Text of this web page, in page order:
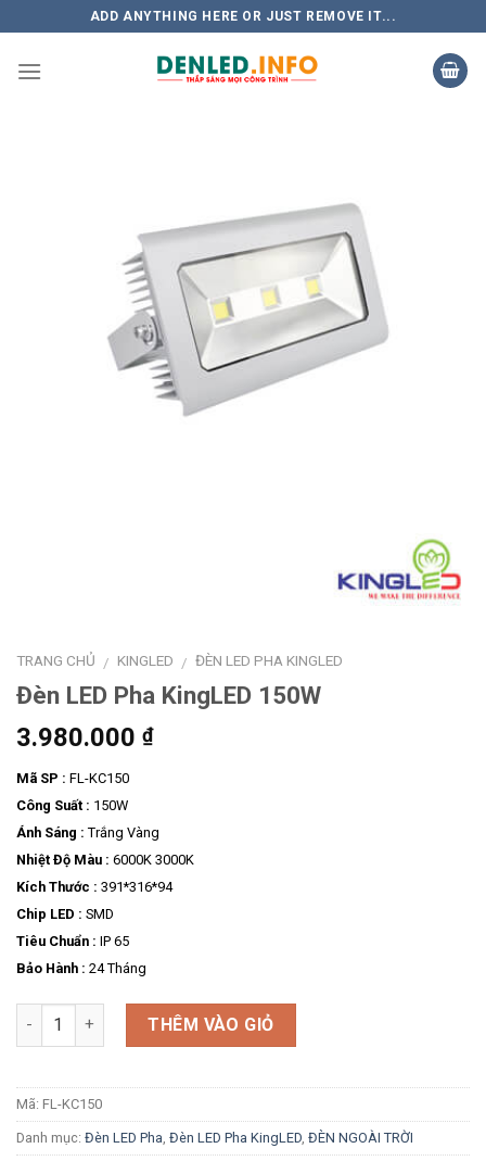
to
content
ADD ANYTHING HERE OR JUST REMOVE IT...
TRANG CHỦ / KINGLED / ĐÈN LED PHA KINGLED
Đèn LED Pha KingLED 150W
3.980.000 ₫
Mã SP : FL-KC150
Công Suất : 150W
Ánh Sáng : Trắng Vàng
Nhiệt Độ Màu : 6000K 3000K
Kích Thước : 391*316*94
Chip LED : SMD
Tiêu Chuẩn : IP 65
Bảo Hành : 24 Tháng
Số lượng THÊM VÀO GIỎ
Mã: FL-KC150
Danh mục: Đèn LED Pha Đèn LED Pha KingLED ĐÈN NGOÀI TRỜI